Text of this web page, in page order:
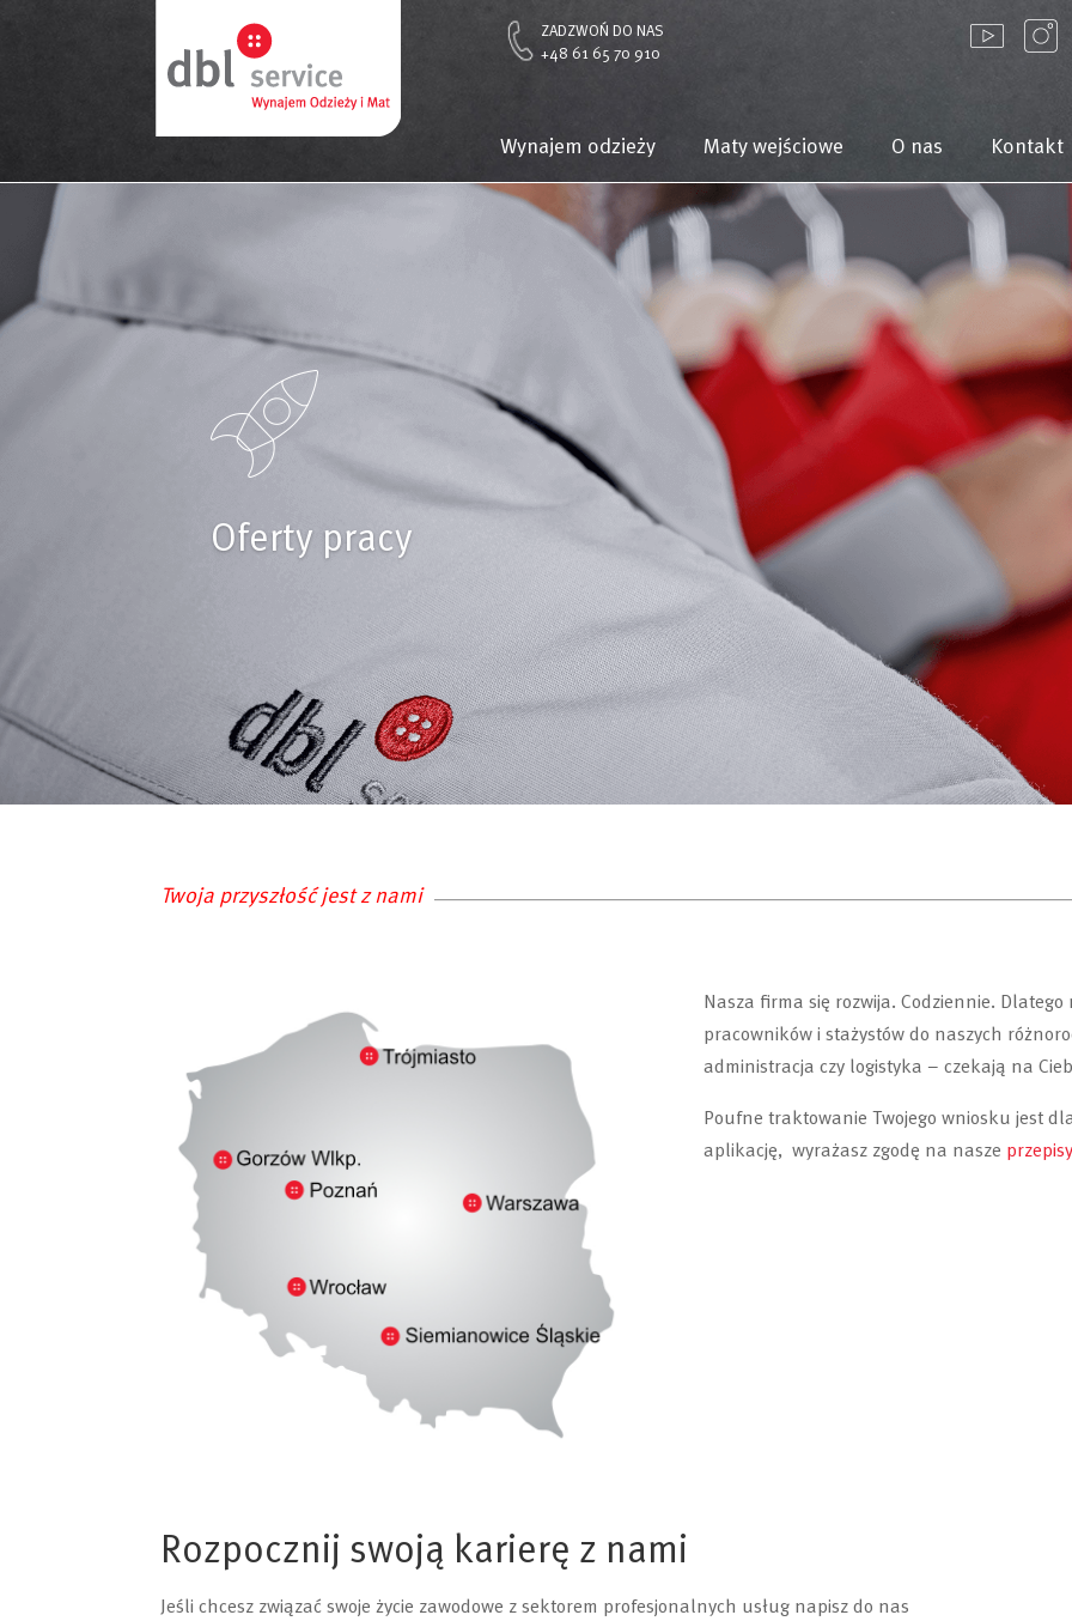
ZADZWOŃ DO NAS
+48 61 65 70 910
Wynajem odzieży Maty wejściowe O nas Kontakt
Oferty pracy
Twoja przyszłość jest z nami
Nasza firma się rozwija. Codziennie.
pracowników i stażystów do naszych
administracja czy logistyka – czekają na
Poufne traktowanie Twojego wniosku jest
aplikację, wyrażasz zgodę na nasze
Rozpocznij swoją karierę z nami
Jeśli chcesz związać swoje życie zawodowe z sektorem profesjonalnych usług napisz do nas